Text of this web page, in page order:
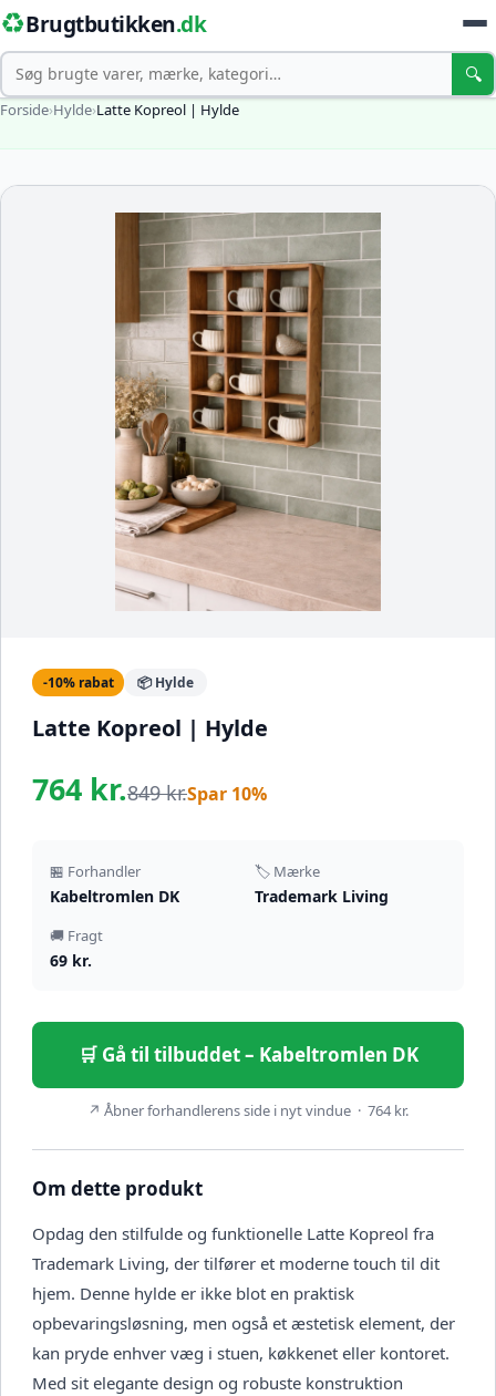
♻️Brugtbutikken.dk
Søg 🔍
Forside›Hylde›Latte Kopreol | Hylde
-10% rabat 📦 Hylde
Latte Kopreol | Hylde
764 kr.849 kr.Spar 10%
🏪 Forhandler
Kabeltromlen DK
🏷️ Mærke
Trademark Living
🚚 Fragt
69 kr.
🛒 Gå til tilbuddet – Kabeltromlen DK
↗ Åbner forhandlerens side i nyt vindue · 764 kr.
Om dette produkt
Opdag den stilfulde og funktionelle Latte Kopreol fra
Trademark Living, der tilfører et moderne touch til dit
hjem. Denne hylde er ikke blot en praktisk
opbevaringsløsning, men også et æstetisk element, der
kan pryde enhver væg i stuen, køkkenet eller kontoret.
Med sit elegante design og robuste konstruktion